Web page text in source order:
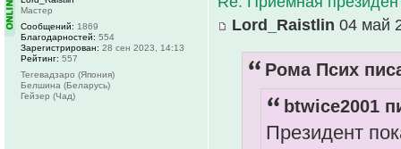
Lord_Raistlin 04 май
Рома Псих
btwice2001
Президент
Мастер
Сообщений: 1869
Благодарностей: 554
Зарегистрирован: 28 сен 2023, 14:13
Рейтинг: 557
Тегевадзаро (Япония)
Белшина (Беларусь)
Гейзер (Чад)